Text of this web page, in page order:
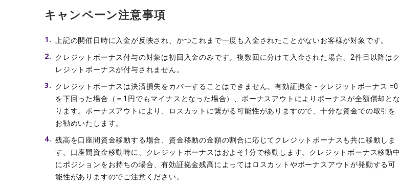
キャンペーン注意事項
上記の開催日時に入金が反映され、かつこれまで一度も入金されたことがないお客様が対象です。
クレジットボーナス付与の対象は初回入金のみです。複数回に分けて入金された場合、2件目以降はク
レジットボーナスが付与されません。
クレジット​ボーナスは決済損失をカバーすることはできません。有効証拠金 - クレジットボーナス =0
を下回った場合（＝1円でもマイナスとなった場合）、ボーナスアウトによりボーナスが全額償却とな
ります。ボーナスアウトにより、ロスカットに繋がる可能性がありますので、十分な資金での取引を
お勧めいたします。
残高を口座間資金移動する場合、資金移動の金額の割合に応じてクレジットボーナスも共に移動しま
す。口座間資金移動時に、クレジットボーナスはおよそ1分で移動します。クレジットボーナス移動中
にポジションをお持ちの場合、有効証拠金残高によってはロスカットやボーナスアウトが発動する可
能性がありますのでご注意ください。